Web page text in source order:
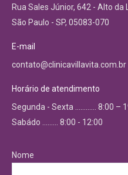
Rua Sales Júnior, 642 - Alto da
São Paulo - SP, 05083-070
E-mail
contato@clinicavillavita.com.br
Horário de atendimento
Segunda - Sexta ………… 8:00 –
Sabádo ……… 8:00 - 12:00
Nome